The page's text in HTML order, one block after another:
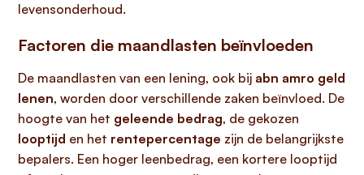
levensonderhoud.
Factoren die maandlasten beïnvloeden
De maandlasten van een lening, ook bij abn amro geld
lenen, worden door verschillende zaken beïnvloed. De
hoogte van het geleende bedrag, de gekozen
looptijd en het rentepercentage zijn de belangrijkste
bepalers. Een hoger leenbedrag, een kortere looptijd